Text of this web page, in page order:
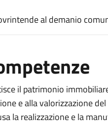
al demanio
il patrimonio
e alla valorizzazione
la realizzazione e la